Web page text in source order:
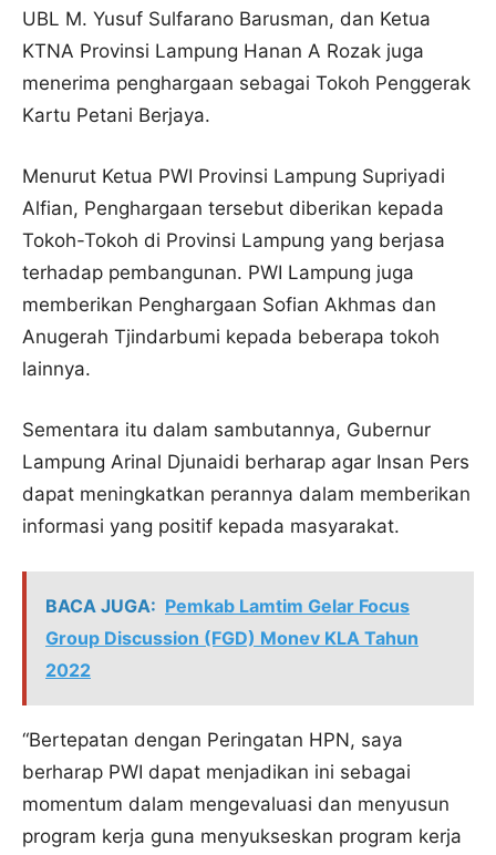
UBL M. Yusuf Sulfarano Barusman, dan Ketua
KTNA Provinsi Lampung Hanan A Rozak juga
menerima penghargaan sebagai Tokoh Penggerak
Kartu Petani Berjaya.
Menurut Ketua PWI Provinsi Lampung Supriyadi
Alfian, Penghargaan tersebut diberikan kepada
Tokoh-Tokoh di Provinsi Lampung yang berjasa
terhadap pembangunan. PWI Lampung juga
memberikan Penghargaan Sofian Akhmas dan
Anugerah Tjindarbumi kepada beberapa tokoh
lainnya.
Sementara itu dalam sambutannya, Gubernur
Lampung Arinal Djunaidi berharap agar Insan Pers
dapat meningkatkan perannya dalam memberikan
informasi yang positif kepada masyarakat.
BACA JUGA: Pemkab Lamtim Gelar Focus
Group Discussion (FGD) Monev KLA Tahun
2022
“Bertepatan dengan Peringatan HPN, saya
berharap PWI dapat menjadikan ini sebagai
momentum dalam mengevaluasi dan menyusun
program kerja guna menyukseskan program kerja